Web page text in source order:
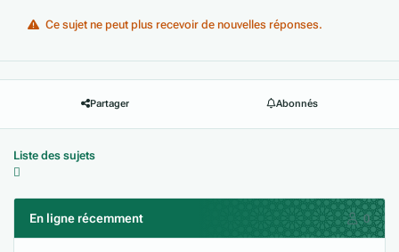
Ce sujet ne peut plus recevoir de nouvelles réponses.
Partager Abonnés
Liste des sujets
En ligne récemment 0